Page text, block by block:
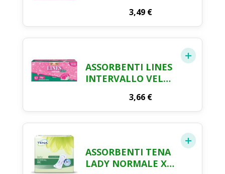
RIPIEGATO X 44
3,49 €
ASSORBENTI LINES
INTERVALLO VELO
3,66 €
ASSORBENTI TENA
LADY NORMALE X